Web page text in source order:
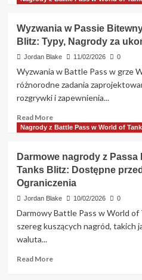
za
Oczekiwania
z
Passa
Bitew
Sezonu
w
World
Tanks
Blitz:
Ekskluzywne
przedmioty,
Wyzwania
Wyzwania w Passie
Blitz: Typy, Nagrody za
Jordan Blake 11/02/2026 0
Wyzwania w Battle Pass w grze
różnorodne zadania
rozgrywki i zapewnienia...
Read MoreRead
more
w
Passie
Bitewnym
w
of
Tanks
Nagrody
Nagrody z Battle Pass w World of
Darmowe nagrody z
Tanks Blitz: Dostępne
Ograniczenia
Jordan Blake 10/02/2026 0
Darmowy Battle Pass w World of
szereg kuszących nagród, takich
waluta...
Read MoreRead